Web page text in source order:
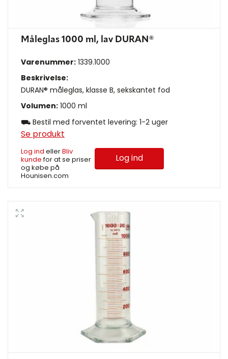
Måleglas 1000 ml, lav DURAN®
Varenummer: 1339.1000
Beskrivelse:
DURAN® måleglas, klasse B, sekskantet fod
Volumen: 1000 ml
⛟ Bestil med forventet levering: 1-2 uger
Se produkt
Log ind ellerBliv
kundefor at se priser
og købe på
Hounisen.com
Log ind